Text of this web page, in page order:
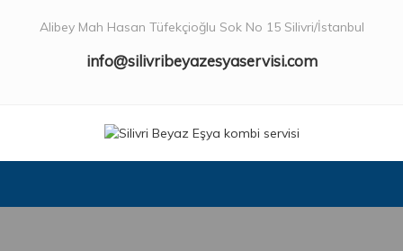
Alibey Mah Hasan Tüfekçioğlu Sok No 15 Silivri/İstanbul
info@silivribeyazesyaservisi.com